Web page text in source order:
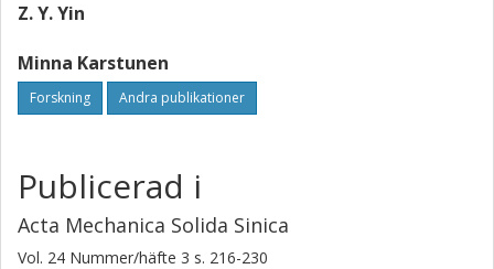
Z. Y. Yin
Minna Karstunen
Forskning Andra publikationer
Publicerad i
Acta Mechanica Solida Sinica
Vol. 24 Nummer/häfte 3 s. 216-230